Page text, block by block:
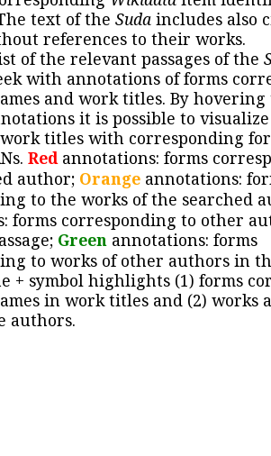
text of the Suda includes also
references to their works.
of the relevant passages of the
with annotations of forms
and work titles. By hovering
it is possible to
work titles with corresponding
Redannotations: forms
author; Orange annotations:
to the works of the searched
forms corresponding to other
Green annotations: forms
to works of other authors in
+ symbol highlights (1) forms
in work titles and (2) works
authors.